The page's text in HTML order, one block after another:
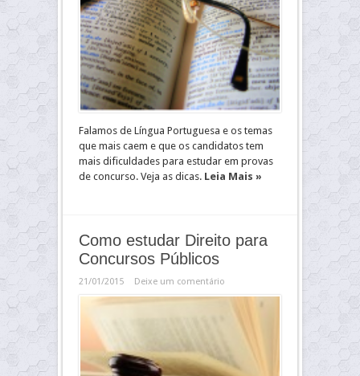
Falamos de Língua Portuguesa e os temas
que mais caem e que os candidatos tem
mais dificuldades para estudar em provas
de concurso. Veja as dicas. Leia Mais »
Como estudar Direito para
Concursos Públicos
21/01/2015 Deixe um comentário